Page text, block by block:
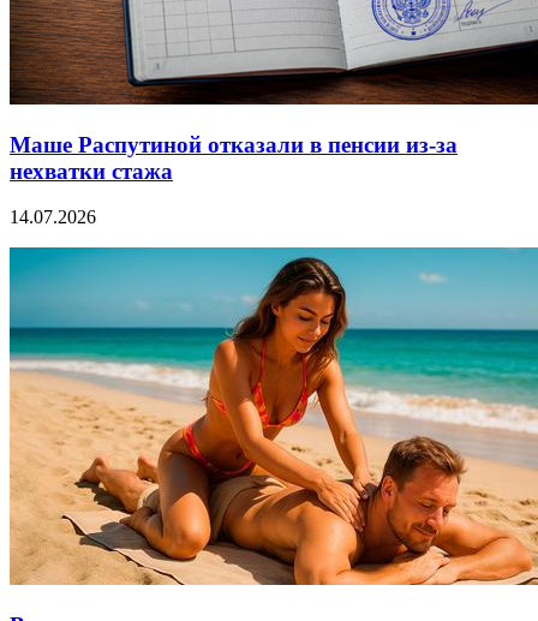
Маше Распутиной отказали в пенсии из-за
нехватки стажа
14.07.2026